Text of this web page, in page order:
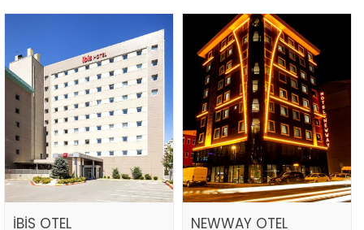
İBİS OTEL NEWWAY OTEL